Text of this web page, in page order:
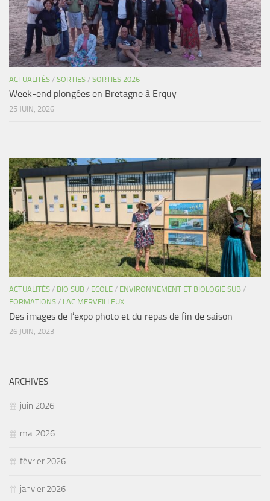
Résultats Compétitions
MATERIEL
Section Matériel
Occasions
ACTUALITÉS / SORTIES / SORTIES 2026
Week-end plongées en Bretagne à Erquy
25 JUIN, 2026
ACTUALITÉS / BIO SUB / ECOLE / ENVIRONNEMENT ET BIOLOGIE SUB /
FORMATIONS / LAC MERVEILLEUX
Des images de l’expo photo et du repas de fin de saison
26 JUIN, 2023
ARCHIVES
juin 2026
mai 2026
février 2026
janvier 2026